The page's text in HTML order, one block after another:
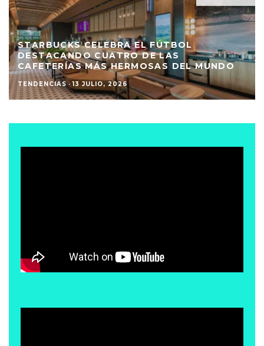
STARBUCKS CELEBRA EL FÚTBOL
DESTACANDO CUATRO DE LAS
CAFETERÍAS MÁS HERMOSAS DEL MUNDO
TENDENCIAS · 13 JULIO, 2026